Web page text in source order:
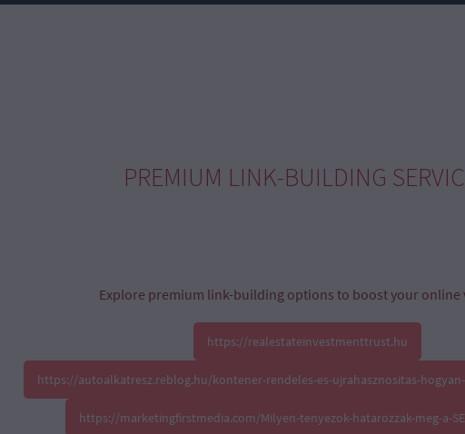
PREMIUM LINK-BUILDING
Explore premium link-building options to boost your online
https://realestateinvestmenttrust.hu
https://autoalkatresz.reblog.hu/kontener-rendeles-es-ujrahasznositas-
https://marketingfirstmedia.com/Milyen-tenyezok-hatarozzak-meg-a-